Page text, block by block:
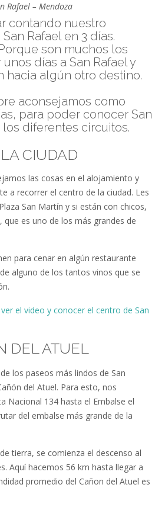
Rafael – Mendoza
contando nuestro
Rafael en 3 días.
son muchos los
días a San Rafael y
hacia algún otro destino.
aconsejamos como
para poder conocer San
los diferentes circuitos.
CIUDAD
las cosas en el alojamiento y
a recorrer el centro de la ciudad. Les
San Martín y si están con chicos,
que es uno de los más grandes de
para cenar en algún restaurante
alguno de los tantos vinos que se
el video y conocer el centro de San
DEL ATUEL
los paseos más lindos de San
del Atuel. Para esto, nos
Nacional 134 hasta el Embalse el
del embalse más grande de la
tierra, se comienza el descenso al
Aquí hacemos 56 km hasta llegar a
promedio del Cañon del Atuel es